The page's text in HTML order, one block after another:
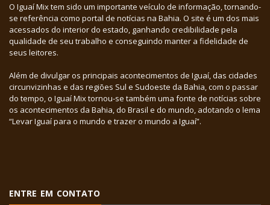
O Iguaí Mix tem sido um importante veículo de informação, tornando-
se referência como portal de notícias na Bahia. O site é um dos mais
acessados do interior do estado, ganhando credibilidade pela
qualidade de seu trabalho e conseguindo manter a fidelidade de
seus leitores.
Além de divulgar os principais acontecimentos de Iguaí, das cidades
circunvizinhas e das regiões Sul e Sudoeste da Bahia, com o passar
do tempo, o Iguaí Mix tornou-se também uma fonte de notícias sobre
os acontecimentos da Bahia, do Brasil e do mundo, adotando o lema
“Levar Iguaí para o mundo e trazer o mundo a Iguaí”.
ENTRE EM CONTATO